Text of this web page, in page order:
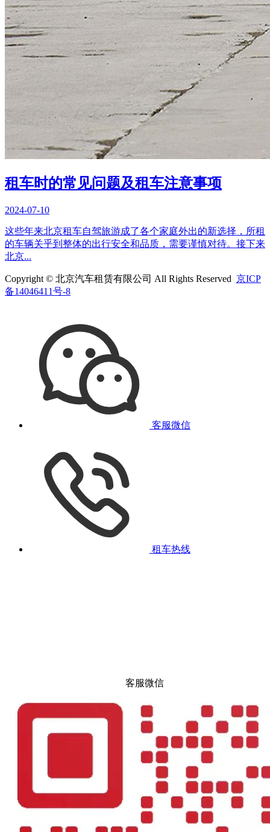
租车时的常见问题及租车注意事项
2024-07-10
这些年来北京租车自驾旅游成了各个家庭外出的新选择，所租
的车辆关乎到整体的出行安全和品质，需要谨慎对待。接下来
北京...
Copyright © 北京汽车租赁有限公司 All Rights Reserved 京ICP
备14046411号-8
客服微信
租车热线
客服微信